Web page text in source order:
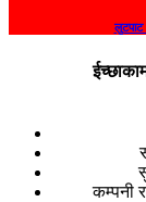
लुटपाट
कम्पनी